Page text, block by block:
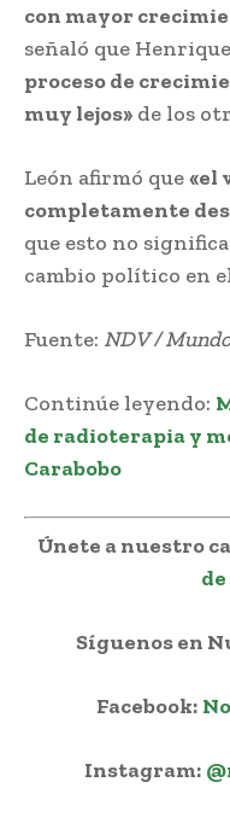
con mayor
señaló que
proceso de
muy lejos» de los
León afirmó que«el
completamente
que esto no
cambio político en
Fuente: NDV /
Continúe leyendo:
de radioterapia y
Carabobo
Únete a nuestro
Síguenos en
Facebook:
Instagram: